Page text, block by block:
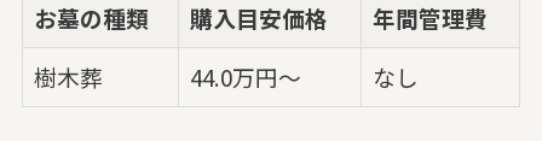
お墓の種類 購入目安価格
年間管理費
樹木葬
44.0万円～ なし